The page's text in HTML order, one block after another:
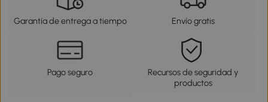
Garantía de entrega a tiempo Envío gratis
Pago seguro
Recursos de seguridad y
productos